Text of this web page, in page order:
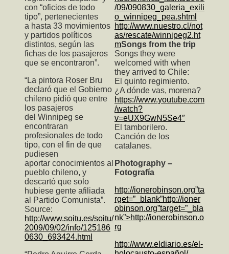
con “oficios de todo
tipo”, pertenecientes
a hasta 33 movimientos
y partidos políticos
distintos, según las
fichas de los pasajeros
que se encontraron”.
“La pintora Roser Bru
declaró que el Gobierno
chileno pidió que entre
los pasajeros
del Winnipeg se
encontraran
profesionales de todo
tipo, con el fin de que
pudiesen
aportar conocimientos al
pueblo chileno, y
descartó que solo
hubiese gente afiliada
al Partido Comunista”.
Source:
http://www.soitu.es/soitu/
2009/09/02/info/125186
0630_693424.html
/09/090830_galeria_exili
o_winnipeg_pea.shtml
http://www.nuestro.cl/not
as/rescate/winnipeg2.ht
mSongs from the trip
Songs they were
welcomed with when
they arrived to Chile:
El quinto regimiento.
¿A dónde vas, morena?
https://www.youtube.com
/watch?
v=eUX9GwN5Se4″
El tamborilero.
Canción de los
catalanes.
Photography –
Fotografía
http://ionerobinson.org”ta
rget=”_blank”http://ioner
obinson.org”target=”_bla
nk”>http://ionerobinson.o
rg
http://www.eldiario.es/el-